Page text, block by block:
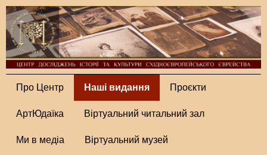
Про Центр Наші видання Проєкти
АртЮдаїка Віртуальний читальний зал
Ми в медіа Віртуальний музей